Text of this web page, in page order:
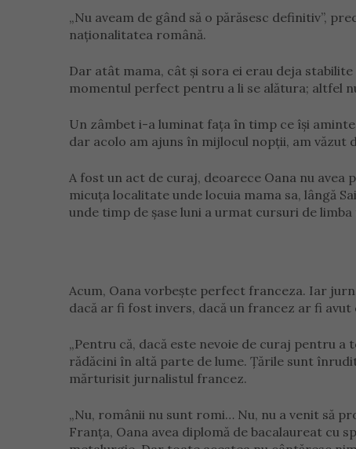
„Nu aveam de gând să o părăsesc definitiv”,
naționalitatea română.
Dar atât mama, cât și sora ei erau deja
momentul perfect pentru a li se alătura; altfel
Un zâmbet i-a luminat fața în timp ce își
dar acolo am ajuns în mijlocul nopții, am văzut
A fost un act de curaj, deoarece Oana nu avea
micuța localitate unde locuia mama sa, lângă
unde timp de șase luni a urmat cursuri de limba
Acum, Oana vorbește perfect franceza. Iar
dacă ar fi fost invers, dacă un francez ar fi
„Pentru că, dacă este nevoie de curaj pentru
rădăcini în altă parte de lume. Țările sunt
mărturisit jurnalistul francez.
„Nu, românii nu sunt romi… Nu, nu a venit să
Franța, Oana avea diplomă de bacalaureat cu